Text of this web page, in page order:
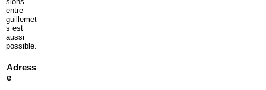
entre
guillemet
s est
aussi
possible.
Adress
e